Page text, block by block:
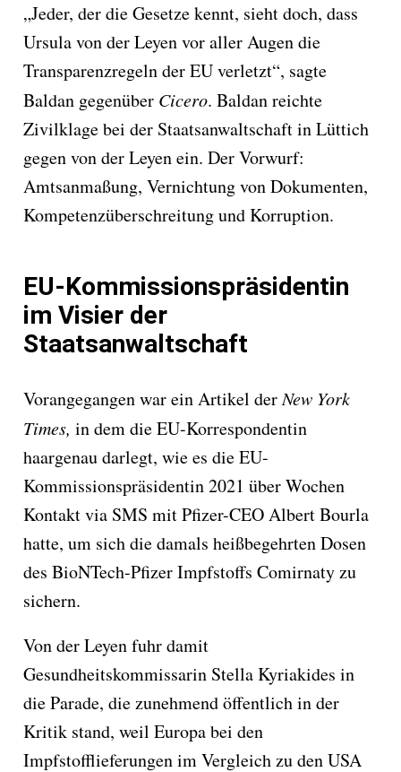
„Jeder, der die Gesetze kennt, sieht doch, dass
Ursula von der Leyen vor aller Augen die
Transparenzregeln der EU verletzt“, sagte
Baldan gegenüber Cicero. Baldan reichte
Zivilklage bei der Staatsanwaltschaft in Lüttich
gegen von der Leyen ein. Der Vorwurf:
Amtsanmaßung, Vernichtung von Dokumenten,
Kompetenzüberschreitung und Korruption.
EU-Kommissionspräsidentin
im Visier der
Staatsanwaltschaft
Vorangegangen war ein Artikel derNew York
Times, in dem die EU-Korrespondentin
haargenau darlegt, wie es die EU-
Kommissionspräsidentin 2021 über Wochen
Kontakt via SMS mit Pfizer-CEO Albert Bourla
hatte, um sich die damals heißbegehrten Dosen
des BioNTech-Pfizer Impfstoffs Comirnaty zu
sichern.
Von der Leyen fuhr damit
Gesundheitskommissarin Stella Kyriakides in
die Parade, die zunehmend öffentlich in der
Kritik stand, weil Europa bei den
Impfstofflieferungen im Vergleich zu den USA